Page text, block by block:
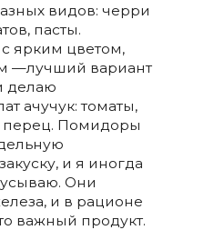
видов: черри
пасты.
ярким цветом,
—лучший вариант
делаю
ачучук: томаты,
перец. Помидоры
и я иногда
Они
и в рационе
важный продукт.